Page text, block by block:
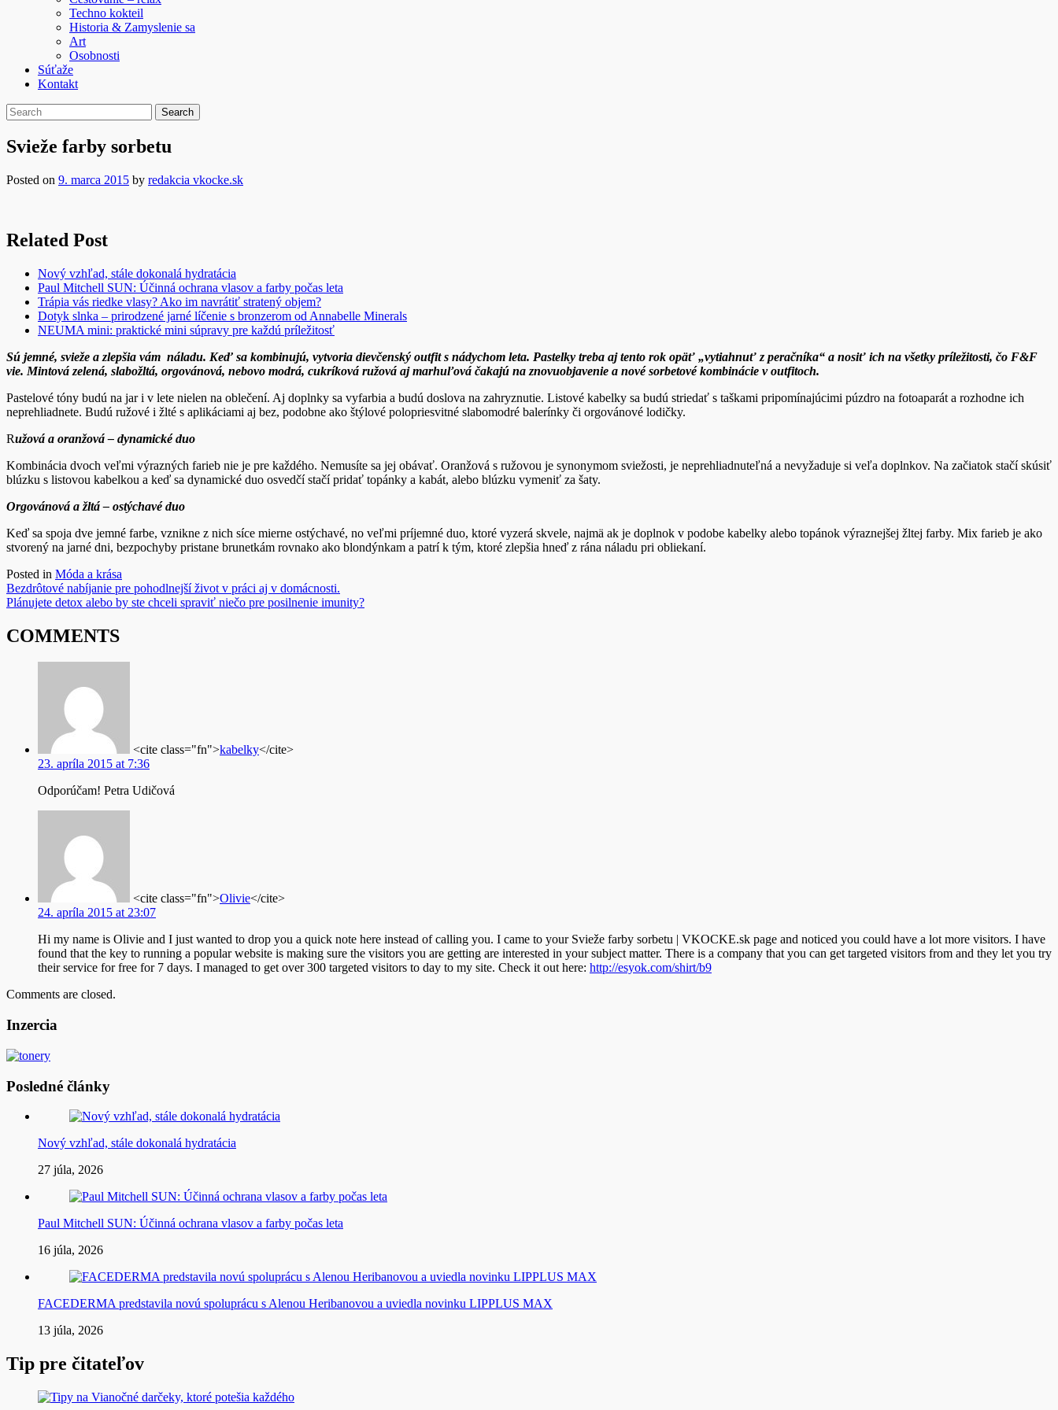
Techno kokteil
Historia & Zamyslenie sa
Art
Osobnosti
Súťaže
Kontakt
Svieže farby sorbetu
Posted on 9. marca 2015 by redakcia vkocke.sk
Related Post
Nový vzhľad, stále dokonalá hydratácia
Paul Mitchell SUN: Účinná ochrana vlasov a farby počas leta
Trápia vás riedke vlasy? Ako im navrátiť stratený objem?
Dotyk slnka – prirodzené jarné líčenie s bronzerom od Annabelle Minerals
NEUMA mini: praktické mini súpravy pre každú príležitosť
Sú jemné, svieže a zlepšia vám náladu. Keď sa kombinujú, vytvoria dievčenský outfit s nádychom leta. Pastelky treba aj tento rok opäť „vytiahnuť z peračníka“ a nosiť ich na všetky príležitosti, čo F&F
vie. Mintová zelená, slabožltá, orgovánová, nebovo modrá, cukríková ružová aj marhuľová čakajú na znovuobjavenie a nové sorbetové kombinácie v outfitoch.
Pastelové tóny budú na jar i v lete nielen na oblečení. Aj doplnky sa vyfarbia a budú doslova na zahryznutie. Listové kabelky sa budú striedať s taškami pripomínajúcimi púzdro na fotoaparát a rozhodne ich
neprehliadnete. Budú ružové i žlté s aplikáciami aj bez, podobne ako štýlové polopriesvitné slabomodré balerínky či orgovánové lodičky.
Ružová a oranžová – dynamické duo
Kombinácia dvoch veľmi výrazných farieb nie je pre každého. Nemusíte sa jej obávať. Oranžová s ružovou je synonymom sviežosti, je neprehliadnuteľná a nevyžaduje si veľa doplnkov. Na začiatok stačí skúsiť
blúzku s listovou kabelkou a keď sa dynamické duo osvedčí stačí pridať topánky a kabát, alebo blúzku vymeniť za šaty.
Orgovánová a žltá – ostýchavé duo
Keď sa spoja dve jemné farbe, vznikne z nich síce mierne ostýchavé, no veľmi príjemné duo, ktoré vyzerá skvele, najmä ak je doplnok v podobe kabelky alebo topánok výraznejšej žltej farby. Mix farieb je ako
stvorený na jarné dni, bezpochyby pristane brunetkám rovnako ako blondýnkam a patrí k tým, ktoré zlepšia hneď z rána náladu pri obliekaní.
Posted in Móda a krása
Navigácia
v
článku
Bezdrôtové nabíjanie pre pohodlnejší život v práci aj v domácnosti.
Plánujete detox alebo by ste chceli spraviť niečo pre posilnenie imunity?
COMMENTS
<cite class="fn">kabelky</cite>
23. apríla 2015 at 7:36
Odporúčam! Petra Udičová
<cite class="fn">Olivie</cite>
24. apríla 2015 at 23:07
Hi my name is Olivie and I just wanted to drop you a quick note here instead of calling you. I came to your Svieže farby sorbetu | VKOCKE.sk page and noticed you could have a lot more visitors. I have
found that the key to running a popular website is making sure the visitors you are getting are interested in your subject matter. There is a company that you can get targeted visitors from and they let you try
their service for free for 7 days. I managed to get over 300 targeted visitors to day to my site. Check it out here: http://esyok.com/shirt/b9
Comments are closed.
Inzercia
Posledné články
Nový vzhľad, stále dokonalá hydratácia
27 júla, 2026
Paul Mitchell SUN: Účinná ochrana vlasov a farby počas leta
16 júla, 2026
FACEDERMA predstavila novú spoluprácu s Alenou Heribanovou a uviedla novinku LIPPLUS MAX
13 júla, 2026
Tip pre čitateľov